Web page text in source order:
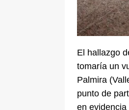
El hallazgo
tomaría un
Palmira
punto de
en